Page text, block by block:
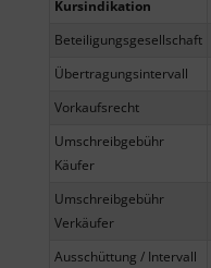
Kursindikation
Beteiligungsgesellschaft
Übertragungsintervall
Vorkaufsrecht
Umschreibgebühr
Käufer
Umschreibgebühr
Verkäufer
Ausschüttung / Intervall